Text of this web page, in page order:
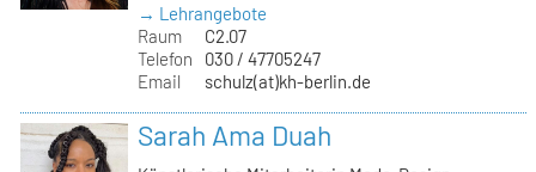
→ Lehrangebote
Raum
C2.07
Telefon
030 / 47705247
Email
schulz(at)kh-berlin.de
Sarah Ama Duah